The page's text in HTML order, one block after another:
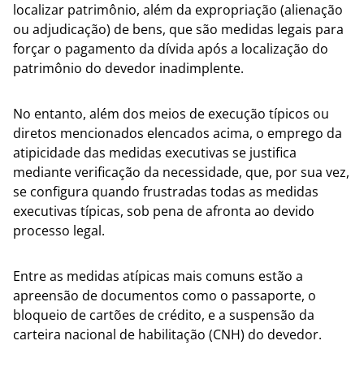
localizar patrimônio, além da expropriação (alienação
ou adjudicação) de bens, que são medidas legais para
forçar o pagamento da dívida após a localização do
patrimônio do devedor inadimplente.
No entanto, além dos meios de execução típicos ou
diretos mencionados elencados acima, o emprego da
atipicidade das medidas executivas se justifica
mediante verificação da necessidade, que, por sua vez,
se configura quando frustradas todas as medidas
executivas típicas, sob pena de afronta ao devido
processo legal.
Entre as medidas atípicas mais comuns estão a
apreensão de documentos como o passaporte, o
bloqueio de cartões de crédito, e a suspensão da
carteira nacional de habilitação (CNH) do devedor.